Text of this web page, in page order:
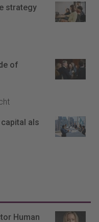
strategy
of
capital als
Human